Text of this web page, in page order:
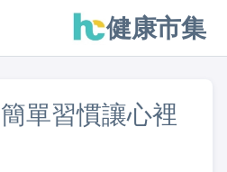
健康市集
單習慣讓心裡